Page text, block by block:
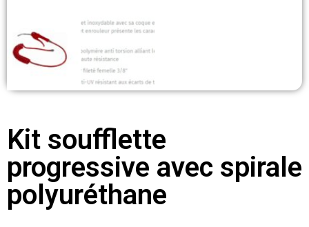
Kit soufflette
progressive avec spirale
polyuréthane